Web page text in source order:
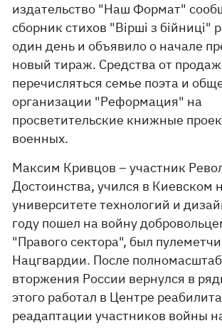
издательство "Наш Формат"
сборник стихов "Вірші з бійниці"
один день и объявило о начале
новый тираж. Средства от
перечисляться семье поэта и
организации "Реформация" на
просветительские книжные
военных.
Максим Кривцов – участник
Достоинства, учился в Киевском
университете технологий и
году пошел на войну
"Правого сектора", был
Нацгвардии. После
вторжения России вернулся в
этого работал в Центре
реадаптации участников войны